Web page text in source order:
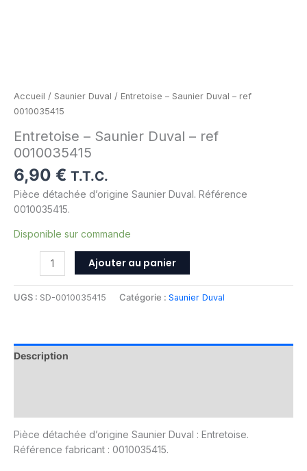
Accueil / Saunier Duval / Entretoise – Saunier Duval – ref
0010035415
Entretoise – Saunier Duval – ref
0010035415
6,90 € T.T.C.
Pièce détachée d’origine Saunier Duval. Référence
0010035415.
Disponible sur commande
Ajouter au panier
UGS : SD-0010035415 Catégorie : Saunier Duval
Description
Pièce détachée d’origine Saunier Duval : Entretoise.
Référence fabricant : 0010035415.